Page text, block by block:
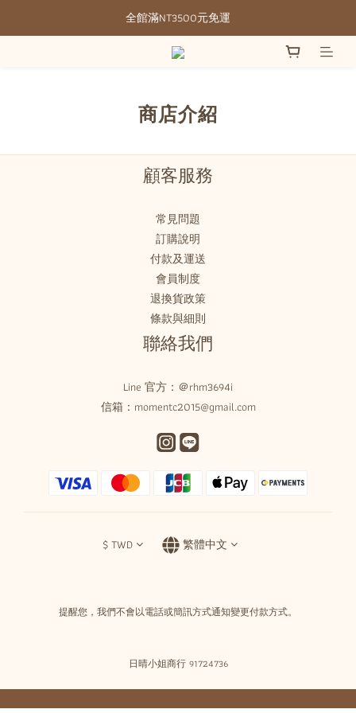
全館滿NT3500元免運
全館滿NT3500元免運
部分現貨＋預購20-30天不含假日
商店介紹
顧客服務
常見問題
訂購說明
付款及運送
會員制度
退換貨政策
條款與細則
聯絡我們
Line 官方： ＠rhm3694i
信箱：momentc2015@gmail.com
$TWD 繁體中文
提醒您，我們不會以電話或簡訊方式通知變更付款方式。
日晴小姐商行 91724736